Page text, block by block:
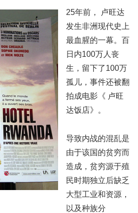
25年前， 卢旺达
发生非洲现代史上
最血腥的一幕。百
日内100万人丧
生，留下了100万
孤儿，事件还被翻
拍成电影《 卢旺
达饭店》。
导致内战的混乱是
由于该国的贫穷而
造成，贫穷源于殖
民时期独立后缺乏
大型工业和资源，
以及种族分